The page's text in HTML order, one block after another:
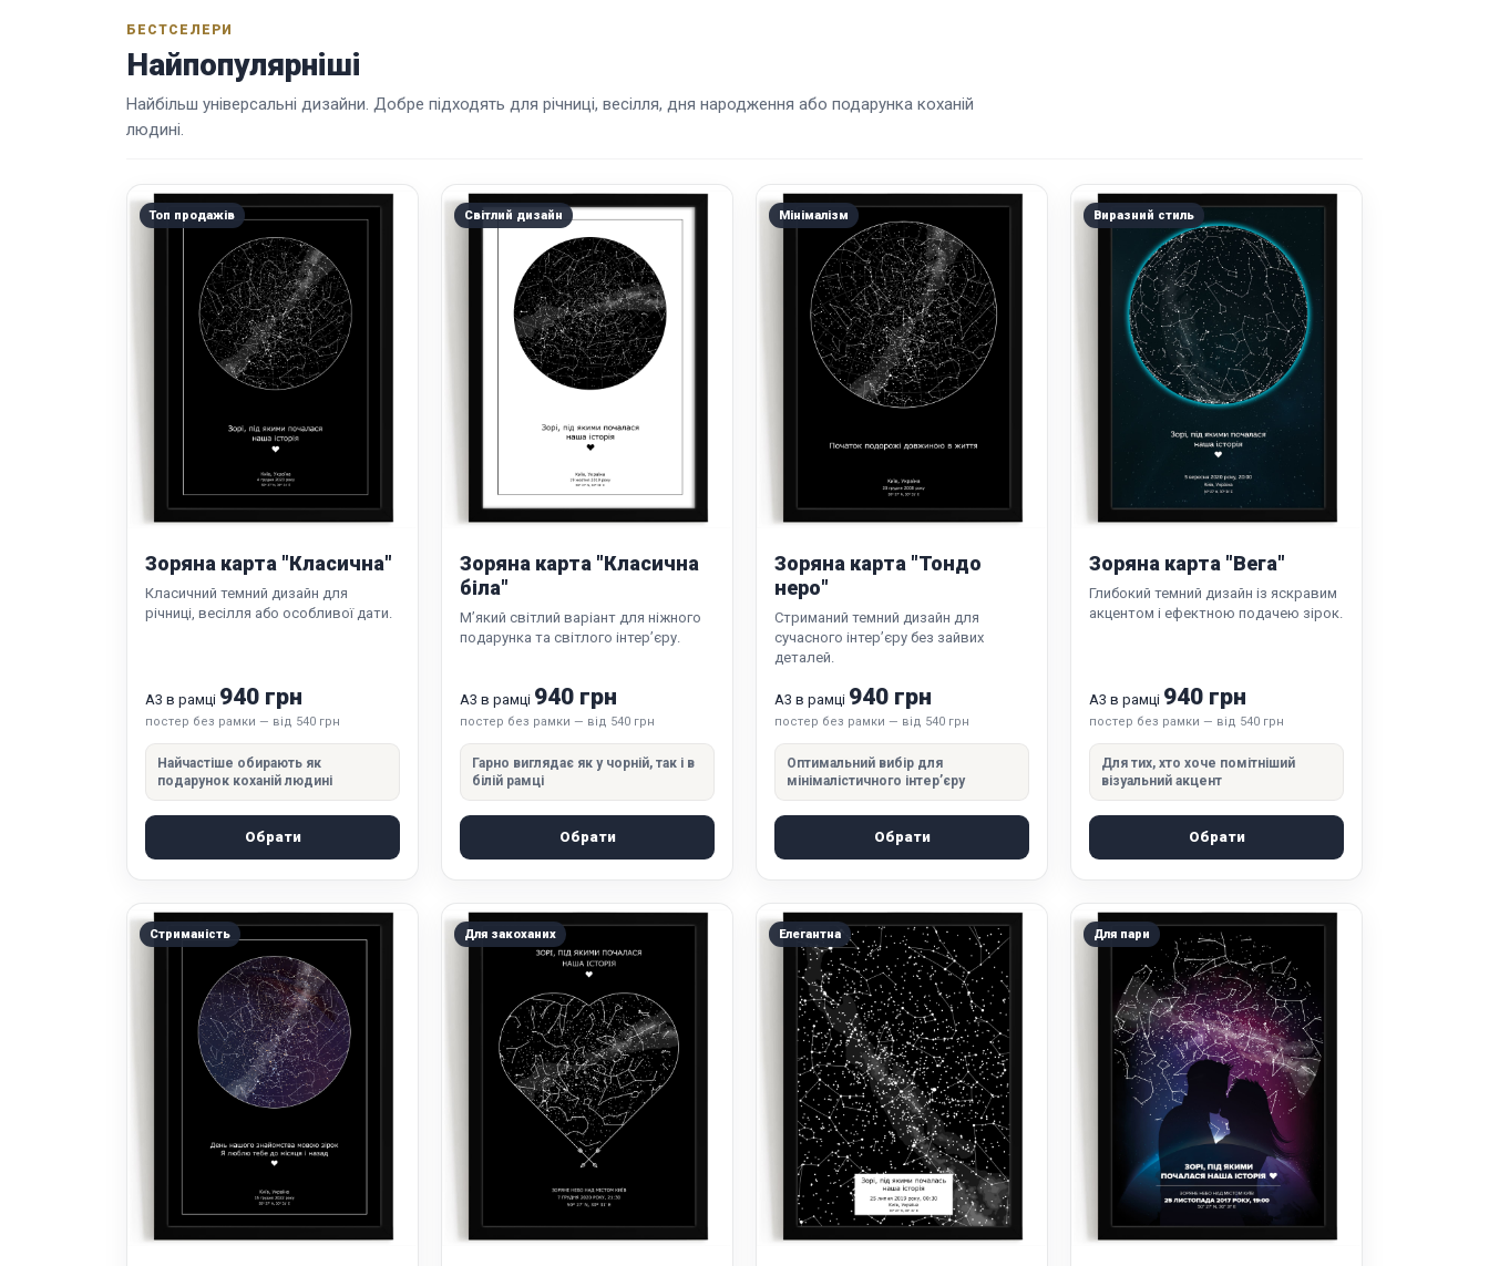
БЕСТСЕЛЕРИ
Найпопулярніші
Найбільш універсальні дизайни. Добре підходять для річниці, весілля, дня народження або подарунка коханій
людині.
Топ продажів
Зоряна карта "Класична"
Класичний темний дизайн для
річниці, весілля або особливої дати.
А3 в рамці 940 грн
постер без рамки — від 540 грн
Найчастіше обирають як
подарунок коханій людині
Обрати
Світлий дизайн
Зоряна карта "Класична
біла"
М’який світлий варіант для ніжного
подарунка та світлого інтер’єру.
А3 в рамці 940 грн
постер без рамки — від 540 грн
Гарно виглядає як у чорній, так і в
білій рамці
Обрати
Мінімалізм
Зоряна карта "Тондо
неро"
Стриманий темний дизайн для
сучасного інтер’єру без зайвих
деталей.
А3 в рамці 940 грн
постер без рамки — від 540 грн
Оптимальний вибір для
мінімалістичного інтер’єру
Обрати
Виразний стиль
Зоряна карта "Вега"
Глибокий темний дизайн із яскравим
акцентом і ефектною подачею зірок.
А3 в рамці 940 грн
постер без рамки — від 540 грн
Для тих, хто хоче помітніший
візуальний акцент
Обрати
Стриманість Для закоханих Елегантна Для пари